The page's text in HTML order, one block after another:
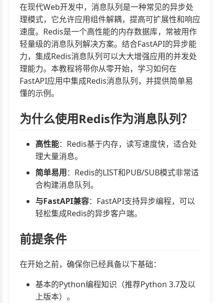
在现代Web开发中，消息队列是一种常见的异步处
理模式，它允许应用组件解耦，提高可扩展性和响应
速度。Redis是一个高性能的内存数据库，常被用作
轻量级的消息队列解决方案。结合FastAPI的异步能
力，集成Redis消息队列可以大大增强应用的并发处
理能力。本教程将带你从零开始，学习如何在
FastAPI应用中集成Redis消息队列，并提供简单易
懂的示例。
为什么使用Redis作为消息队列？
高性能：Redis基于内存，读写速度快，适合处
理大量消息。
简单易用：Redis的LIST和PUB/SUB模式非常适
合构建消息队列。
与FastAPI兼容：FastAPI支持异步编程，可以
轻松集成Redis的异步客户端。
前提条件
在开始之前，确保你已经具备以下基础：
基本的Python编程知识（推荐Python 3.7及以
上版本）。